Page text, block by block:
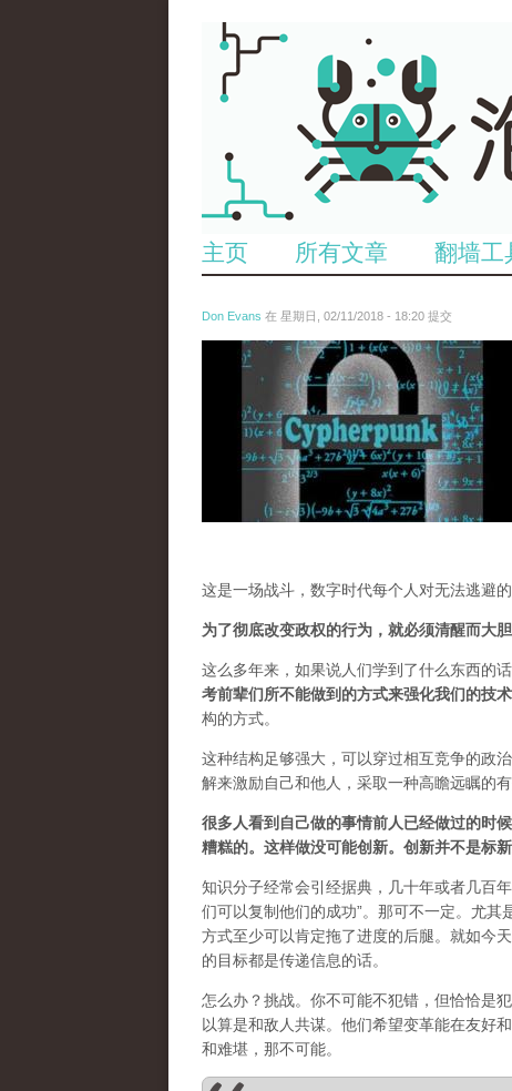
主页 所有文章 翻墙工
Don Evans 在 星期日, 02/11/2018 - 18:20 提交
wechatimg1424.jpeg
这是一场战斗，数字时代每个人对无法逃避
为了彻底改变政权的行为，就必须清醒而大胆
这么多年来，如果说人们学到了什么东西的
考前辈们所不能做到的方式来强化我们的技
构的方式。
这种结构足够强大，可以穿过相互竞争的政
解来激励自己和他人，采取一种高瞻远瞩的
很多人看到自己做的事情前人已经做过的时
糟糕的。这样做没可能创新。创新并不是标
知识分子经常会引经据典，几十年或者几百
们可以复制他们的成功”。那可不一定。尤
方式至少可以肯定拖了进度的后腿。就如今
的目标都是传递信息的话。
怎么办？挑战。你不可能不犯错，但恰恰是
以算是和敌人共谋。他们希望变革能在友好
和难堪，那不可能。